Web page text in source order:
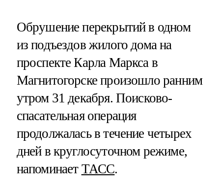
Обрушение перекрытий в одном
из подъездов жилого дома на
проспекте Карла Маркса в
Магнитогорске произошло ранним
утром 31 декабря. Поисково-
спасательная операция
продолжалась в течение четырех
дней в круглосуточном режиме,
напоминает ТАСС.